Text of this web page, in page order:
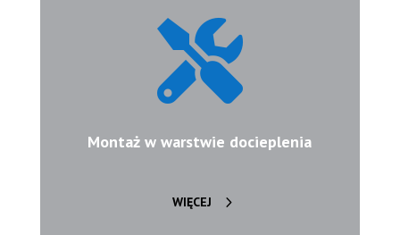

Montaż w warstwie docieplenia
WIĘCEJ